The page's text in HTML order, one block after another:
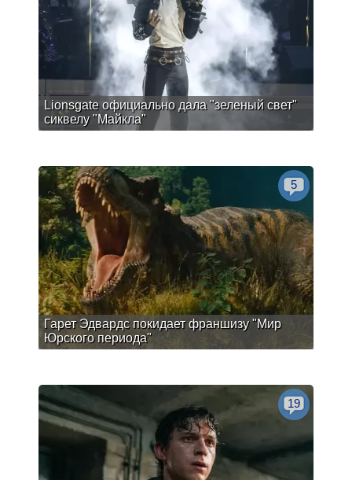
Lionsgate официально дала "зеленый свет"
сиквелу "Майкла"
Гарет Эдвардс покидает франшизу "Мир
Юрского периода"
5
19